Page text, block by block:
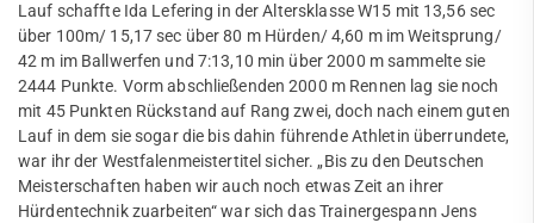
Lauf schaffte Ida Lefering in der Altersklasse W15 mit 13,56 sec
über 100m/ 15,17 sec über 80 m Hürden/ 4,60 m im Weitsprung/
42 m im Ballwerfen und 7:13,10 min über 2000 m sammelte sie
2444 Punkte. Vorm abschließenden 2000 m Rennen lag sie noch
mit 45 Punkten Rückstand auf Rang zwei, doch nach einem guten
Lauf in dem sie sogar die bis dahin führende Athletin überrundete,
war ihr der Westfalenmeistertitel sicher. „Bis zu den Deutschen
Meisterschaften haben wir auch noch etwas Zeit an ihrer
Hürdentechnik zuarbeiten“ war sich das Trainergespann Jens
Tennisschule
Triathlon
Volleyball